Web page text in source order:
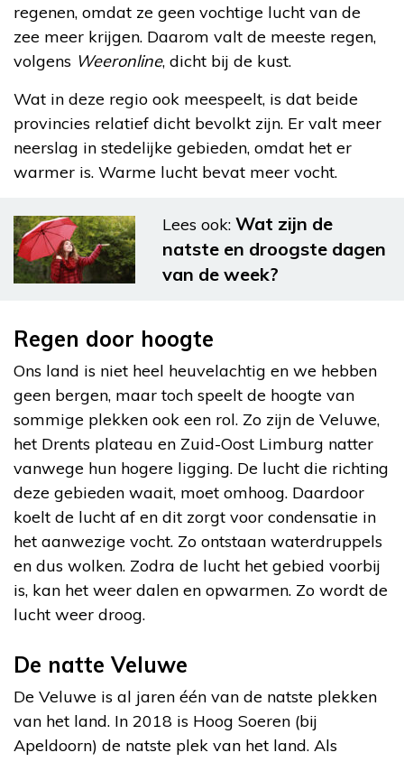
regenen, omdat ze geen vochtige lucht van de
zee meer krijgen. Daarom valt de meeste regen,
volgens Weeronline, dicht bij de kust.
Wat in deze regio ook meespeelt, is dat beide
provincies relatief dicht bevolkt zijn. Er valt meer
neerslag in stedelijke gebieden, omdat het er
warmer is. Warme lucht bevat meer vocht.
Lees ook: Wat zijn de
natste en droogste dagen
van de week?
Regen door hoogte
Ons land is niet heel heuvelachtig en we hebben
geen bergen, maar toch speelt de hoogte van
sommige plekken ook een rol. Zo zijn de Veluwe,
het Drents plateau en Zuid-Oost Limburg natter
vanwege hun hogere ligging. De lucht die richting
deze gebieden waait, moet omhoog. Daardoor
koelt de lucht af en dit zorgt voor condensatie in
het aanwezige vocht. Zo ontstaan waterdruppels
en dus wolken. Zodra de lucht het gebied voorbij
is, kan het weer dalen en opwarmen. Zo wordt de
lucht weer droog.
De natte Veluwe
De Veluwe is al jaren één van de natste plekken
van het land. In 2018 is Hoog Soeren (bij
Apeldoorn) de natste plek van het land. Als